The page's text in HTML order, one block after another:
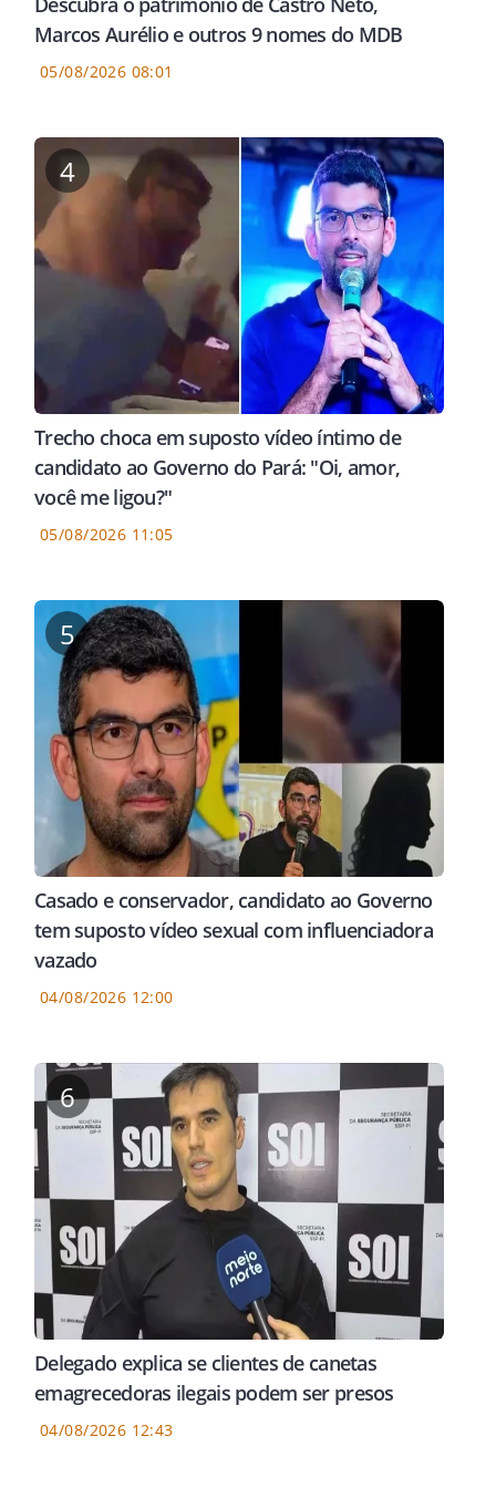
Marcos Aurélio e outros 9 nomes do MDB
05/08/2026 08:01
4
Trecho choca em suposto vídeo íntimo de
candidato ao Governo do Pará: "Oi, amor,
você me ligou?"
05/08/2026 11:05
5
Casado e conservador, candidato ao Governo
tem suposto vídeo sexual com influenciadora
vazado
04/08/2026 12:00
6
Delegado explica se clientes de canetas
emagrecedoras ilegais podem ser presos
04/08/2026 12:43